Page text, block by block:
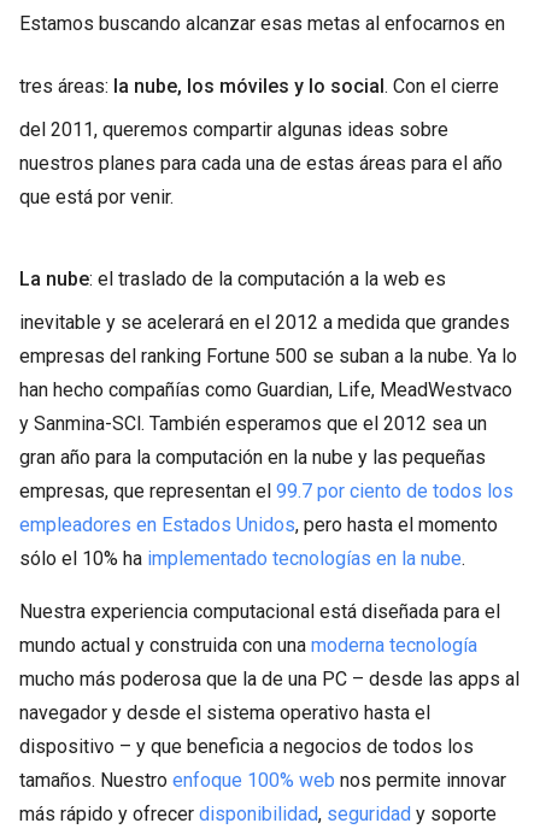
Estamos buscando alcanzar esas metas al enfocarnos en
tres áreas: la nube, los móviles y lo social. Con el cierre
del 2011, queremos compartir algunas ideas sobre
nuestros planes para cada una de estas áreas para el año
que está por venir.
La nube: el traslado de la computación a la web es
inevitable y se acelerará en el 2012 a medida que grandes
empresas del ranking Fortune 500 se suban a la nube. Ya lo
han hecho compañías como Guardian, Life, MeadWestvaco
y Sanmina-SCl. También esperamos que el 2012 sea un
gran año para la computación en la nube y las pequeñas
empresas, que representan el 99.7 por ciento de todos los
empleadores en Estados Unidos, pero hasta el momento
sólo el 10% ha implementado tecnologías en la nube.
Nuestra experiencia computacional está diseñada para el
mundo actual y construida con una moderna tecnología
mucho más poderosa que la de una PC – desde las apps al
navegador y desde el sistema operativo hasta el
dispositivo – y que beneficia a negocios de todos los
tamaños. Nuestro enfoque 100% web nos permite innovar
más rápido y ofrecer disponibilidad, seguridad y soporte